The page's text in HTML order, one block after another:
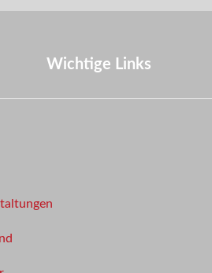
Wichtige Links